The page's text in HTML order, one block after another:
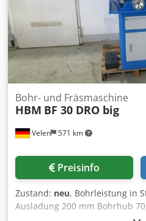
Velen 571 km
Bohr- und Fräsmaschine
HBM BF 30 DRO big
Preisinfo
Zustand: neu, Bohrleistung in
Ausladung 200 mm Bohrhub
16 mm Spindelaufnahme MK3